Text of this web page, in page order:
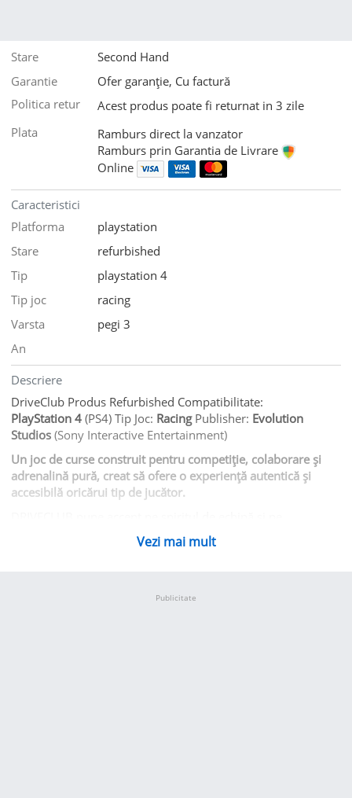
Stare
Second Hand
Garantie
Ofer garanție, Cu factură
Politica retur
Acest produs poate fi returnat in 3 zile
Plata
Ramburs direct la vanzator
Ramburs prin Garantia de Livrare
Online
Caracteristici
Platforma
playstation
Stare
refurbished
Tip
playstation 4
Tip joc
racing
Varsta
pegi 3
An
Descriere
DriveClub Produs Refurbished Compatibilitate:
PlayStation 4 (PS4) Tip Joc: RacingPublisher: Evolution
Studios (Sony Interactive Entertainment)
Un joc de curse construit pentru competiție, colaborare și
adrenalină pură, creat să ofere o experiență autentică și
accesibilă oricărui tip de jucător.
competiția globală, oferind un sistem de cluburi,
provocări dinamice și o redare extrem de realistă a
Vezi mai mult
Publicitate